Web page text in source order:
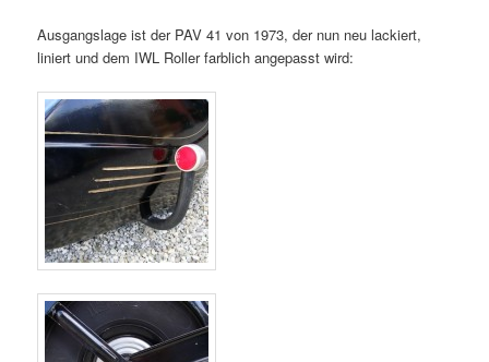
Ausgangslage ist der PAV 41 von 1973, der nun neu lackiert,
liniert und dem IWL Roller farblich angepasst wird: